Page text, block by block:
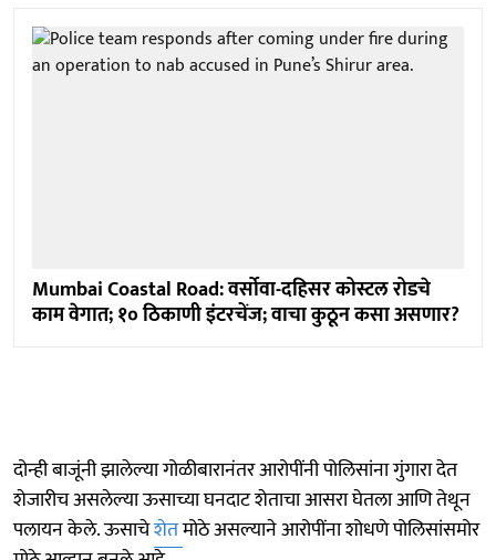
Mumbai Coastal Road: वर्सोवा-दहिसर कोस्टल रोडचे
काम वेगात; १० ठिकाणी इंटरचेंज; वाचा कुठून कसा असणार?
दोन्ही बाजूंनी झालेल्या गोळीबारानंतर आरोपींनी पोलिसांना गुंगारा देत
शेजारीच असलेल्या ऊसाच्या घनदाट शेताचा आसरा घेतला आणि तेथून
पलायन केले. ऊसाचेशेतमोठे असल्याने आरोपींना शोधणे पोलिसांसमोर